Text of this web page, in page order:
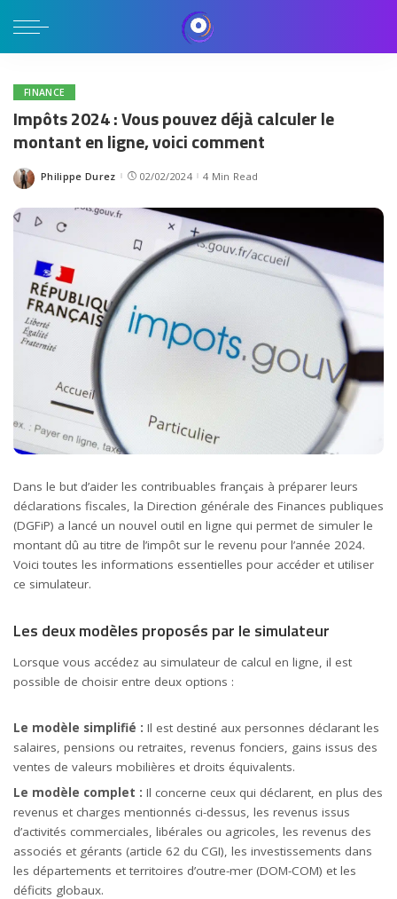
FINANCE
Impôts 2024 : Vous pouvez déjà calculer le
montant en ligne, voici comment
Posted
Philippe Durez 02/02/2024 4 Min Read
Dans le but d’aider les contribuables français à préparer leurs
déclarations fiscales, la Direction générale des Finances publiques
(DGFiP) a lancé un nouvel outil en ligne qui permet de simuler le
montant dû au titre de l’impôt sur le revenu pour l’année 2024.
Voici toutes les informations essentielles pour accéder et utiliser
ce simulateur.
Les deux modèles proposés par le simulateur
Lorsque vous accédez au simulateur de calcul en ligne, il est
possible de choisir entre deux options :
Le modèle simplifié : Il est destiné aux personnes déclarant les
salaires , pensions ou retraites , revenus fonciers, gains issus des
ventes de valeurs mobilières et droits équivalents.
Le modèle complet : Il concerne ceux qui déclarent, en plus des
revenus et charges mentionnés ci-dessus, les revenus issus
d’activités commerciales, libérales ou agricoles, les revenus des
associés et gérants (article 62 du CGI), les investissements dans
les départements et territoires d’outre-mer (DOM-COM) et les
déficits globaux.